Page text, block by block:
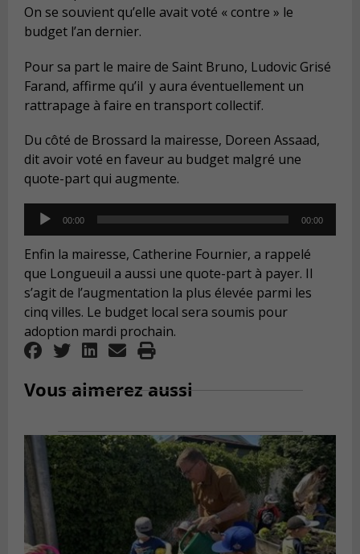
On se souvient qu’elle avait voté « contre » le
budget l’an dernier.
Pour sa part le maire de Saint Bruno, Ludovic Grisé
Farand, affirme qu’il y aura éventuellement un
rattrapage à faire en transport collectif.
Du côté de Brossard la mairesse, Doreen Assaad,
dit avoir voté en faveur au budget malgré une
quote-part qui augmente.
Audio
Player
00:00 00:00
Enfin la mairesse, Catherine Fournier, a rappelé
que Longueuil a aussi une quote-part à payer. Il
s’agit de l’augmentation la plus élevée parmi les
cinq villes. Le budget local sera soumis pour
adoption mardi prochain.
Vous aimerez aussi